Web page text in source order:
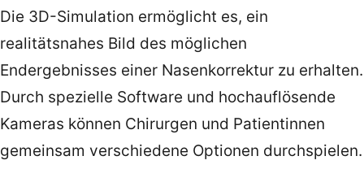
Die 3D-Simulation ermöglicht es, ein
realitätsnahes Bild des möglichen
Endergebnisses einer Nasenkorrektur zu erhalten.
Durch spezielle Software und hochauflösende
Kameras können Chirurgen und Patientinnen
gemeinsam verschiedene Optionen durchspielen.